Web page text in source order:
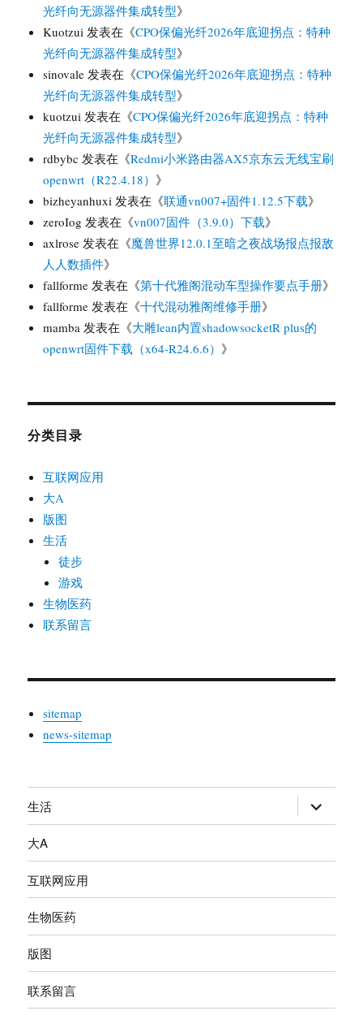
光纤向无源器件集成转型》
Kuotzui 发表在《CPO保偏光纤2026年底迎拐点：特种
光纤向无源器件集成转型》
sinovale 发表在《CPO保偏光纤2026年底迎拐点：特种
光纤向无源器件集成转型》
kuotzui 发表在《CPO保偏光纤2026年底迎拐点：特种
光纤向无源器件集成转型》
rdbybc 发表在《Redmi小米路由器AX5京东云无线宝刷
openwrt（R22.4.18） 》
bizheyanhuxi 发表在《联通vn007+固件1.12.5下载》
zeroIog 发表在《vn007固件（3.9.0）下载》
axlrose 发表在《魔兽世界12.0.1至暗之夜战场报点报敌
人人数插件》
fallforme 发表在《第十代雅阁混动车型操作要点手册》
fallforme 发表在《十代混动雅阁维修手册》
mamba 发表在《大雕lean内置shadowsocketR plus的
openwrt固件下载（x64-R24.6.6） 》
分类目录
互联网应用
大A
版图
生活
徒步
游戏
生物医药
联系留言
sitemap
news-sitemap
生活
开
大A
互联网应用
生物医药
版图
联系留言